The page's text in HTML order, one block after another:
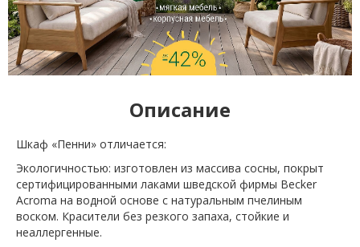
Описание
Шкаф «Пенни» отличается:
Экологичностью: изготовлен из массива сосны, покрыт
сертифицированными лаками шведской фирмы Becker
Acroma на водной основе с натуральным пчелиным
воском. Красители без резкого запаха, стойкие и
неаллергенные.